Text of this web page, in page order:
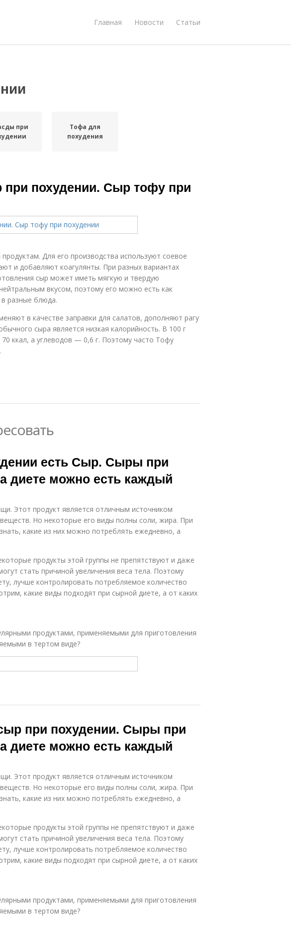
Главная Новости Статьи
при
Тофа для
похудения
похудении. Сыр тофу при
Для его производства используют соевое
и добавляют коагулянты. При разных вариантах
сыр может иметь мягкую и твердую
вкусом, поэтому его можно есть как
разные блюда.
в качестве заправки для салатов, дополняют рагу
сыра является низкая калорийность. В 100 г
ккал, а углеводов — 0,6 г. Поэтому часто Тофу
есть Сыр. Сыры при
диете можно есть каждый
Этот продукт является отличным источником
Но некоторые его виды полны соли, жира. При
какие из них можно потреблять ежедневно, а
продукты этой группы не препятствуют и даже
стать причиной увеличения веса тела. Поэтому
лучше контролировать потребляемое количество
какие виды подходят при сырной диете, а от каких
продуктами, применяемыми для приготовления
в тертом виде?
при похудении. Сыры при
диете можно есть каждый
Этот продукт является отличным источником
Но некоторые его виды полны соли, жира. При
какие из них можно потреблять ежедневно, а
продукты этой группы не препятствуют и даже
стать причиной увеличения веса тела. Поэтому
лучше контролировать потребляемое количество
какие виды подходят при сырной диете, а от каких
продуктами, применяемыми для приготовления
в тертом виде?